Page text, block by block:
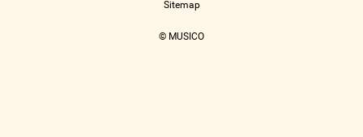
Sitemap
© MUSICO